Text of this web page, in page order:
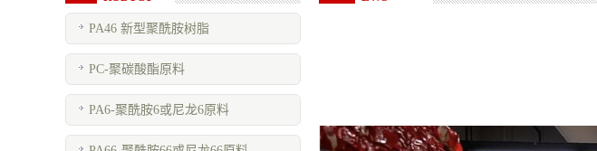
PA46 新型聚酰胺树脂
PC-聚碳酸酯原料
PA6-聚酰胺6或尼龙6原料